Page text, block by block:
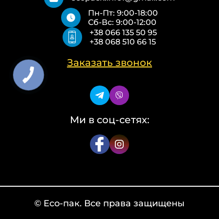
Заказать звонок
Ми в соц-сетях:
Политика конфиденциальности
Пакеты Zip-Lock (Слайдер)
Пакети банан ПВХ
Скотч с логотипом
Упаковочные пакеты ПВД, ПНД
Еко сумки об’ємні
Еко сумки «Майка»
Еко сумки «Банан»
Пн-Пт: 9:00-18:00
Сб-Вс: 9:00-12:00
+38 066 135 50 95
+38 068 510 66 15
© Eco-пак. Все права защищены